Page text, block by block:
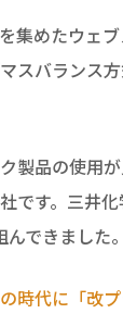
集めたウェ
スバランス
製品の使用
す。三井化
できました。
時代に「改